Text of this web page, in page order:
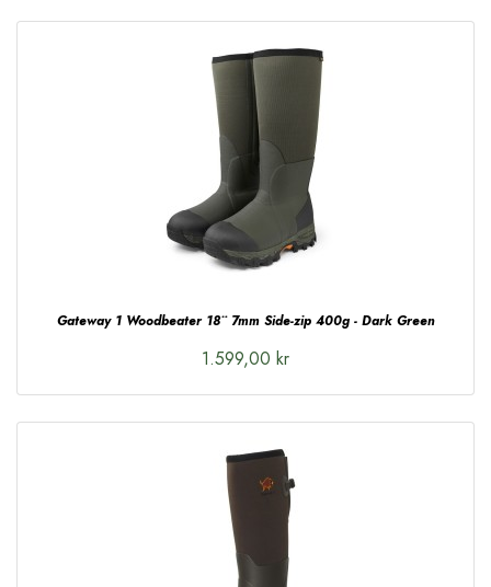
Gateway 1 Woodbeater 18¨ 7mm Side-zip 400g - Dark Green
1.599,00 kr